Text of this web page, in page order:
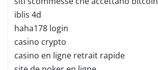
iblis 4d
haha178 login
casino crypto
casino en ligne retrait rapide